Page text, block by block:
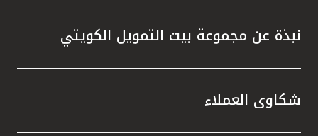
نبذة عن مجموعة بيت التمويل الكويتي
شكاوى العملاء